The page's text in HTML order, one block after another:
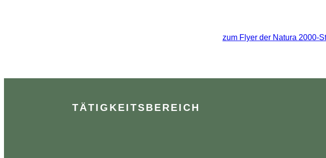
zum Flyer der Natura 2000-
TÄTIGKEITSBEREICH